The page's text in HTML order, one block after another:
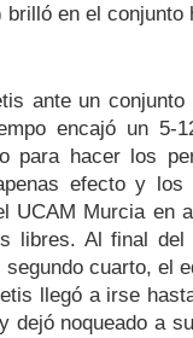
en el conjunto
ante un
encajó un 5-
para hacer los
efecto y
UCAM Murcia en
libres. Al final
cuarto, el
llegó a irse
dejó noqueado a